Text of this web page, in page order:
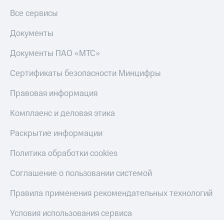
Все сервисы
Документы
Документы ПАО «МТС»
Сертификаты безопасности Минцифры
Правовая информация
Комплаенс и деловая этика
Раскрытие информации
Политика обработки cookies
Соглашение о пользовании системой
Правила применения рекомендательных технологий
Условия использования сервиса